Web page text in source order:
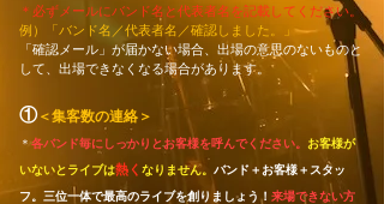
＊必ずメールにバンド名と代表者名を記載してください。
例）「バンド名／代表者名／確認しました。」
「確認メール」が届かない場合、出場の意思のないものと
して、出場できなくなる場合があります。
①＜集客数の連絡＞
＊ 各バンド毎にしっかりとお客様を呼んでください。 お客様が
いないとライブは熱く なりません。 バンド＋お客様＋スタッ
フ。三位一体で最高のライブを創りましょう！ 来場できない方